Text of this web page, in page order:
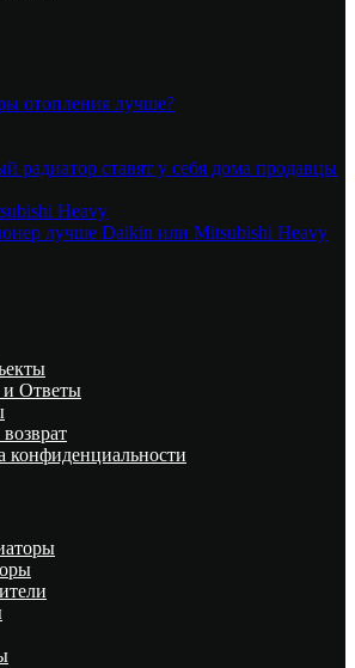
отопления лучше?
радиатор ставят у себя дома продавцы
лучше Daikin или Mitsubishi Heavy
Ответы
конфиденциальности